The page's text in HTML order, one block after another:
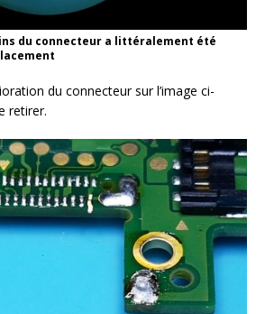
du connecteur a littéralement été
du connecteur sur l’image ci-
retirer.